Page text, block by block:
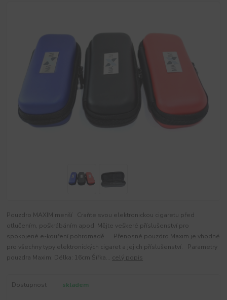
Pouzdro MAXIM menší Craňte svou elektronickou cigaretu před
otlučením, poškrábáním apod. Mějte veškeré příslušenství pro
spokojené e-kouření pohromadě. Přenosné pouzdro Maxim je vhodné
pro všechny typy elektronických cigaret a jejich příslušenství. Parametry
pouzdra Maxim: Délka: 16cm Šířka... celý popis
Dostupnost skladem